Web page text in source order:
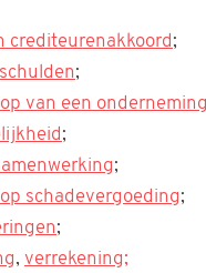
crediteurenakkoord ;
;
van een onderneming
;
;
schadevergoeding;
;
, verrekening;